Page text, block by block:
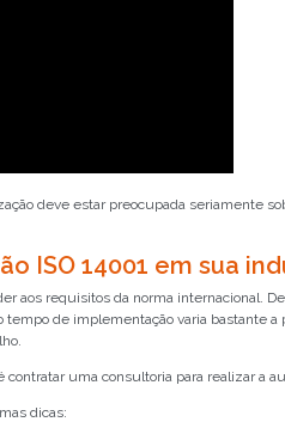
deve estar preocupada seriamente
ISO 14001 em sua
aos requisitos da norma internacional.
de implementação varia bastante
contratar uma consultoria para realizar a
dicas: